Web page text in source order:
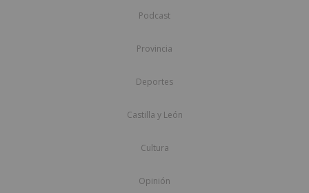
Podcast
Provincia
Deportes
Castilla y León
Cultura
Opinión